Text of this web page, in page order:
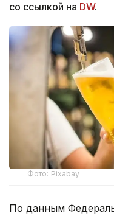
со ссылкой на DW.
Фото: Pixabay
По данным